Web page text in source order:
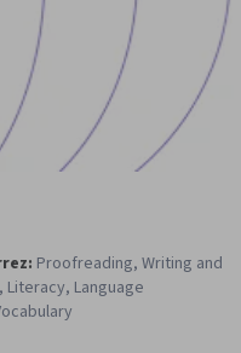
: Proofreading, Writing and
Literacy, Language